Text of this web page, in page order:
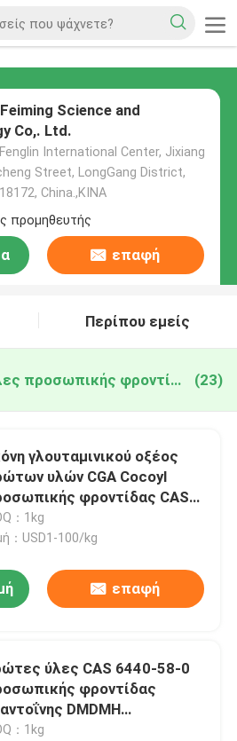
Science and
Co,. Ltd.
International Center, Jixiang
Street, LongGang District,
China.,ΚΙΝΑ
προμηθευτής
επαφή
Περίπου εμείς
ΚΙΝΑ Πρώτες ύλες προσωπικής φροντίδας (23)
γλουταμινικού οξέος
υλών CGA Cocoyl
φροντίδας CAS
12-3
：1kg
：USD1-100/kg
επαφή
ύλες CAS 6440-58-0
φροντίδας
DMDMH
：1kg